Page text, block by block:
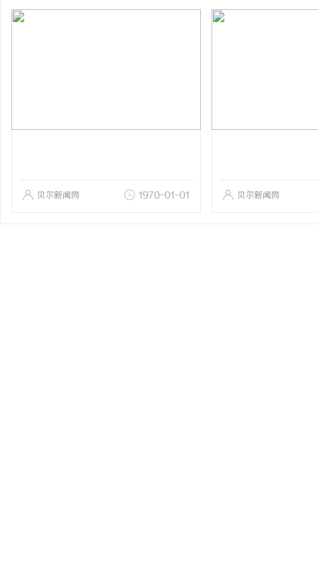
贝尔新闻网 1970-01-01 贝尔新闻网